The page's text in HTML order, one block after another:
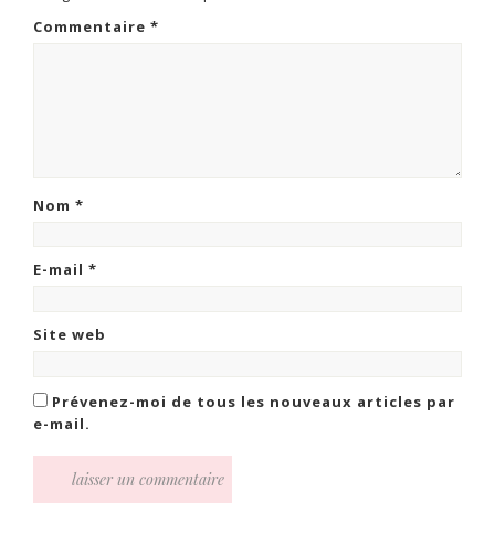
Commentaire *
Nom *
E-mail *
Site web
Prévenez-moi de tous les nouveaux articles par
e-mail.